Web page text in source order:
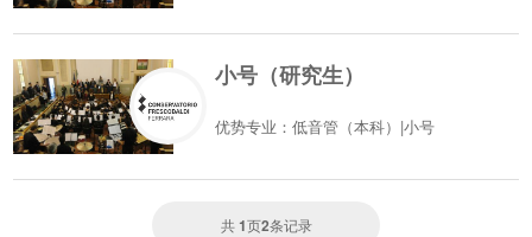
小号（研究生）
优势专业：低音管（本科）|小号
共1页2条记录